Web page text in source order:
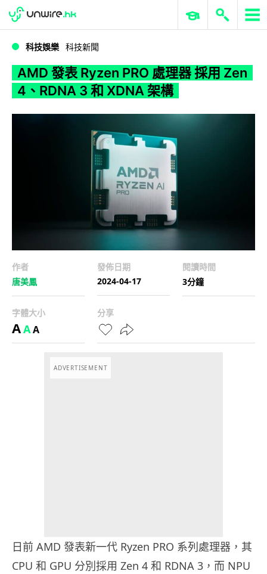
WWDC 2026 ERP 與商業 AI
科技娛樂 科技新聞
AMD 發表 Ryzen PRO 處理器 採用 Zen
4、RDNA 3 和 XDNA 架構
作者
唐美鳳
發佈日期
2024-04-17
閱讀時間
3分鐘
字體大小
AAA
分享
ADVERTISEMENT
日前 AMD 發表新一代 Ryzen PRO 系列處理器，其
CPU 和 GPU 分別採用 Zen 4 和 RDNA 3，而 NPU